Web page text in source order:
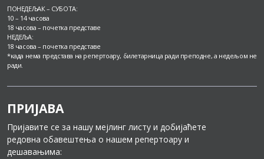
ПОНЕДЕЉАК – СУБОТА:
10 – 14 часова
18 часова – почетка представе
НЕДЕЉА:
18 часова – почетка представе
*када нема представа на репертоару, билетарница ради преподне, а недељом не
ради.
ПРИЈАВА
Пријавите се за нашу мејлинг листу и добијаћете
редовна обавештења о нашем репертоару и
дешавањима: